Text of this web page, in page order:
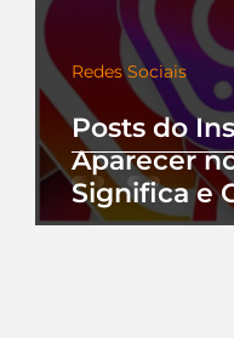
Posts do
Aparecer
Significa e
Perfil
Redes Sociais